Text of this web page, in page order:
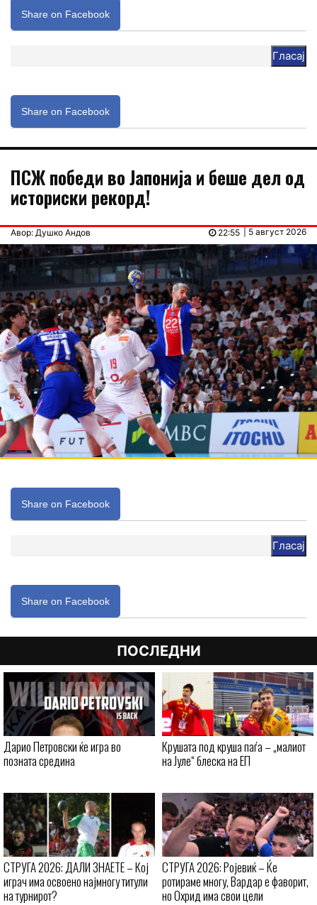
Share on Facebook
Гласај
Share on Facebook
ПСЖ победи во Јапонија и беше дел од
историски рекорд!
Авор: Душко Андов | 5 август 2026
22:55
Share on Facebook
Гласај
Share on Facebook
ПОСЛЕДНИ
Дарио Петровски ќе игра во
позната средина
Крушата под круша паѓа – „малиот
на Јуле“ блеска на ЕП
СТРУГА 2026: ДАЛИ ЗНАЕТЕ – Кој
играч има освоено најмногу титули
на турнирот?
СТРУГА 2026: Ројевиќ – Ќе
ротираме многу, Вардар е фаворит,
но Охрид има свои цели